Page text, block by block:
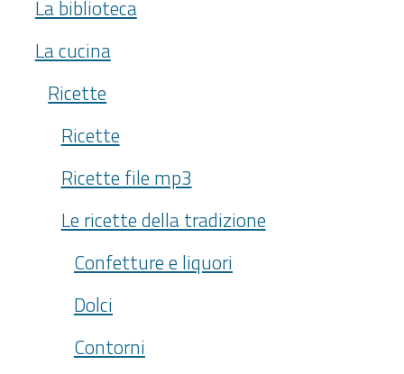
La biblioteca
La cucina
Ricette
Ricette
Ricette file mp3
Le ricette della tradizione
Confetture e liquori
Dolci
Contorni